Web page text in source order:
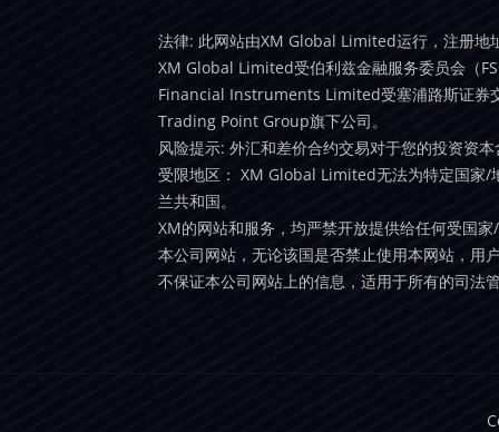
法律: 此网站由XM Global Limited运行，注册
XM Global Limited受伯利兹金融服务委员会（
Financial Instruments Limited受塞浦路斯证券
Trading Point Group旗下公司。
风险提示: 外汇和差价合约交易对于您的投资资
受限地区： XM Global Limited无法为特定国家/
兰共和国。
XM的网站和服务，均严禁开放提供给任何受国
本公司网站，无论该国是否禁止使用本网站，用
不保证本公司网站上的信息，适用于所有的司法